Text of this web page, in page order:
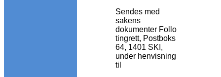
Sendes med
sakens
dokumenter Follo
tingrett, Postboks
64, 1401 SKI,
under henvisning
til